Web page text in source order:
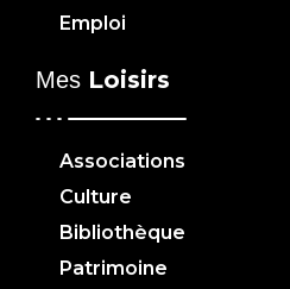
Emploi
Mes Loisirs
Associations
Culture
Bibliothèque
Patrimoine